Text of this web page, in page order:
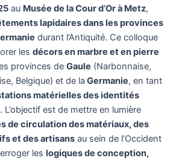
au Musée de la Cour d’Or à Metz,
lapidaires dans les provinces
durant l’Antiquité. Ce colloque
les décors en marbre et en pierre
provinces de Gaule (Narbonnaise,
Belgique) et de la Germanie, en tant
matérielles des identités
. L’objectif est de mettre en lumière
de circulation des matériaux, des
et des artisansau sein de l’Occident
les logiques de conception,